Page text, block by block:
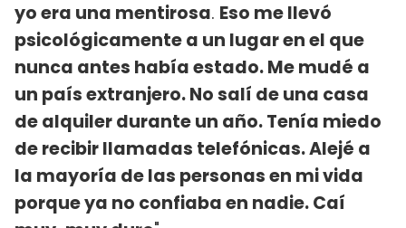
yo era una mentirosa. Eso me llevó
psicológicamente a un lugar en el que
nunca antes había estado. Me mudé a
un país extranjero. No salí de una casa
de alquiler durante un año. Tenía miedo
de recibir llamadas telefónicas. Alejé a
la mayoría de las personas en mi vida
porque ya no confiaba en nadie. Caí